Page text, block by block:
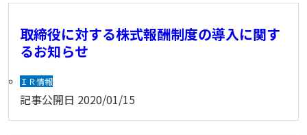
取締役に対する株式報酬制度の導入に関す
るお知らせ
ＩＲ情報
記事公開日 2020/01/15